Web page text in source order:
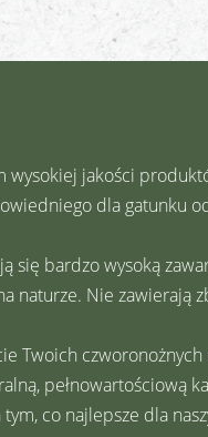
wysokiej jakości
dla gatunku
się bardzo wysoką
naturze. Nie zawierają
Twoich czworonożnych
pełnowartościową
co najlepsze dla